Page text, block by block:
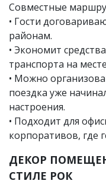
Совместные
• Гости
районам.
• Экономит
транспорта на
• Можно
поездка уже
настроения.
• Подходит для
корпоративов, где
ДЕКОР
СТИЛЕ РОК